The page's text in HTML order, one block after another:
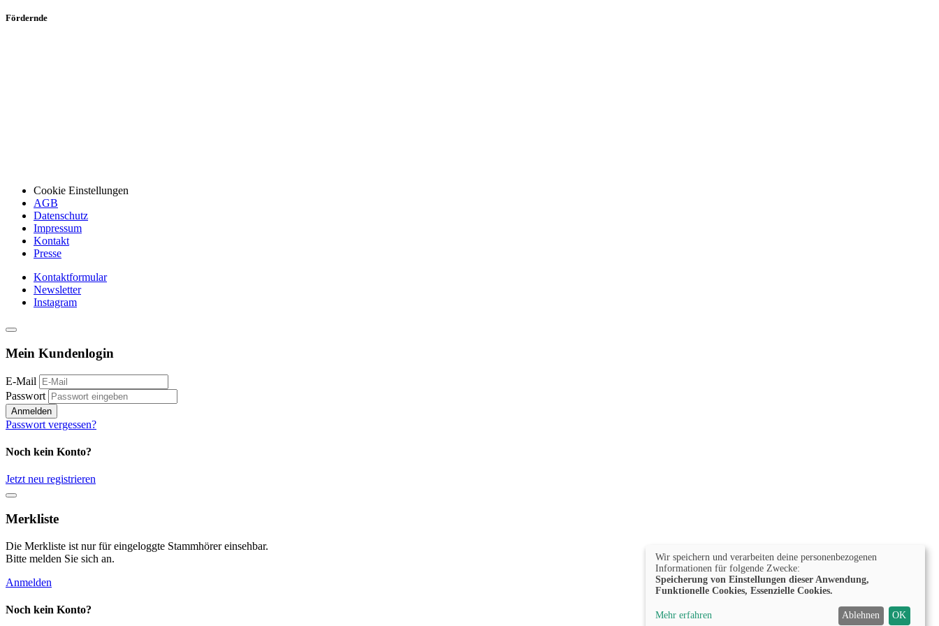
Fördernde
Cookie Einstellungen
AGB
Datenschutz
Impressum
Kontakt
Presse
Kontaktformular
Newsletter
Instagram
Mein Kundenlogin
E-Mail
Passwort
Anmelden
Passwort vergessen?
Noch kein Konto?
Jetzt neu registrieren
Merkliste
Die Merkliste ist nur für eingeloggte Stammhörer einsehbar.
Bitte melden Sie sich an.
Anmelden
Noch kein Konto?
Wir speichern und verarbeiten deine personenbezogenen
Informationen für folgende Zwecke:
Speicherung von Einstellungen dieser Anwendung,
Funktionelle Cookies, Essenzielle Cookies.
Mehr erfahren Ablehnen OK